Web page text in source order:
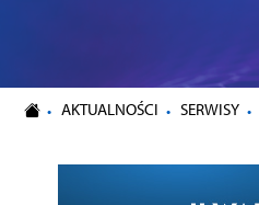
AKTUALNOŚCI SERWISY